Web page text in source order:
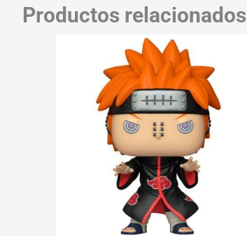
Productos relacionados